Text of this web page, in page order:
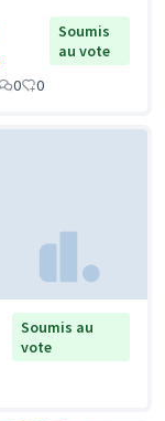
Soumis
au vote
0 0
Soumis au
vote